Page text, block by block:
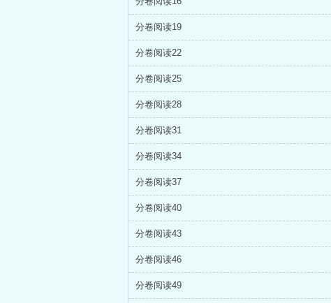
分卷阅读19
分卷阅读22
分卷阅读25
分卷阅读28
分卷阅读31
分卷阅读34
分卷阅读37
分卷阅读40
分卷阅读43
分卷阅读46
分卷阅读49